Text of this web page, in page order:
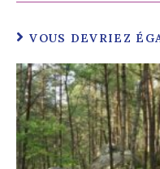
VOUS DEVRIEZ